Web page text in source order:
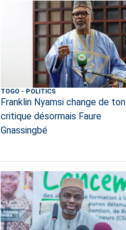
TOGO- POLITICS
Franklin Nyamsi change de
critique désormais Faure
Gnassingbé